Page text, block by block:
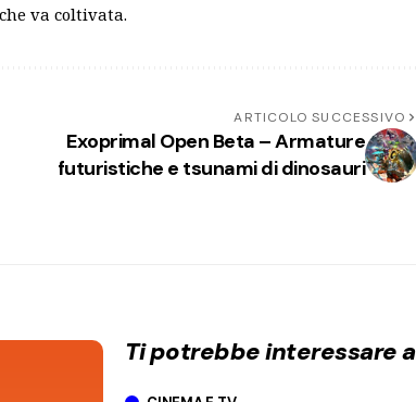
va coltivata.
ARTICOLO SUCCESSIVO
Exoprimal Open Beta – Armature
futuristiche e tsunami di dinosauri
Ti potrebbe interessare